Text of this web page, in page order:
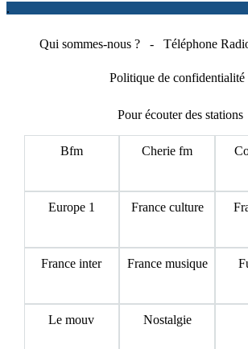
.
Qui sommes-nous ? - Téléphone
Politique de confidentialité
Pour écouter des stations
Bfm Cherie fm
Europe 1 France culture
France inter France musique
Le mouv Nostalgie